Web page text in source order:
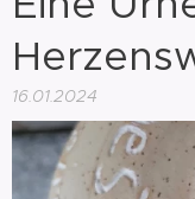
16.01.2024